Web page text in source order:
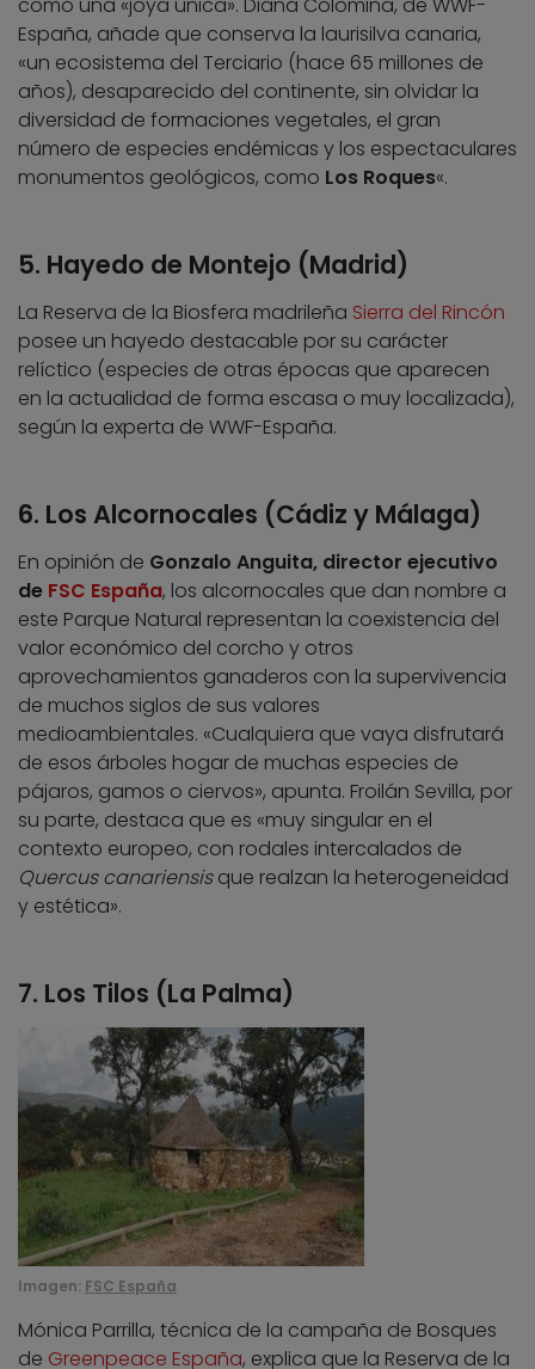
como una «joya única». Diana Colomina, de WWF-
España, añade que conserva la laurisilva canaria,
«un ecosistema del Terciario (hace 65 millones de
años), desaparecido del continente, sin olvidar la
diversidad de formaciones vegetales, el gran
número de especies endémicas y los espectaculares
monumentos geológicos, como Los Roques«.
5. Hayedo de Montejo (Madrid)
La Reserva de la Biosfera madrileña Sierra del Rincón
posee un hayedo destacable por su carácter
relíctico (especies de otras épocas que aparecen
en la actualidad de forma escasa o muy localizada),
según la experta de WWF-España.
6. Los Alcornocales (Cádiz y Málaga)
En opinión de Gonzalo Anguita, director ejecutivo
de FSC España, los alcornocales que dan nombre a
este Parque Natural representan la coexistencia del
valor económico del corcho y otros
aprovechamientos ganaderos con la supervivencia
de muchos siglos de sus valores
medioambientales. «Cualquiera que vaya disfrutará
de esos árboles hogar de muchas especies de
pájaros, gamos o ciervos», apunta. Froilán Sevilla, por
su parte, destaca que es «muy singular en el
contexto europeo, con rodales intercalados de
Quercus canariensisque realzan la heterogeneidad
y estética».
7. Los Tilos (La Palma)
Imagen: FSC España
Mónica Parrilla, técnica de la campaña de Bosques
de Greenpeace España, explica que la Reserva de la